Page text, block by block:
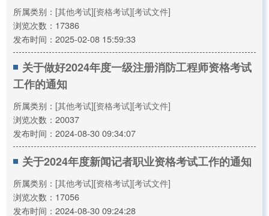
所属类别： [其他考试][资格考试][考试文件]
浏览次数：17386
发布时间：2025-02-08 15:59:33
关于做好2024年度一级注册消防工程师资格考试
工作的通知
所属类别： [其他考试][资格考试][考试文件]
浏览次数：20037
发布时间：2024-08-30 09:34:07
关于2024年度新闻记者职业资格考试工作的通知
所属类别： [其他考试][资格考试][考试文件]
浏览次数：17056
发布时间：2024-08-30 09:24:28